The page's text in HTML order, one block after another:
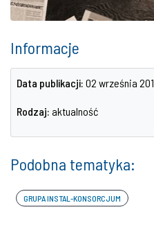
Informacje
Data publikacji: 02 września
Rodzaj: aktualność
Podobna tematyka:
GRUPA INSTAL-KONSORCJUM